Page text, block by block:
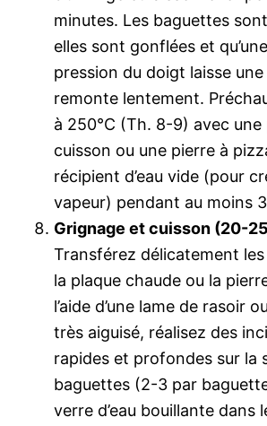
minutes. Les baguettes
elles sont gonflées et
pression du doigt laisse
remonte lentement.
à 250°C (Th. 8-9) avec une
cuisson ou une pierre à
récipient d’eau vide (pour
vapeur) pendant au moins
Grignage et cuisson (20-
Transférez délicatement
la plaque chaude ou la
l’aide d’une lame de rasoir
très aiguisé, réalisez des
rapides et profondes sur la
baguettes (2-3 par
verre d’eau bouillante dans